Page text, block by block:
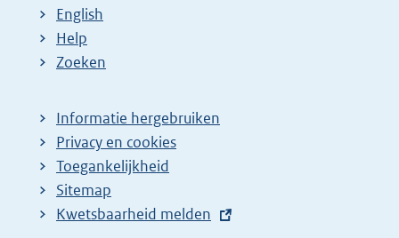
English
Help
Zoeken
Informatie hergebruiken
Privacy en cookies
Toegankelijkheid
Sitemap
E
Kwetsbaarheid melden